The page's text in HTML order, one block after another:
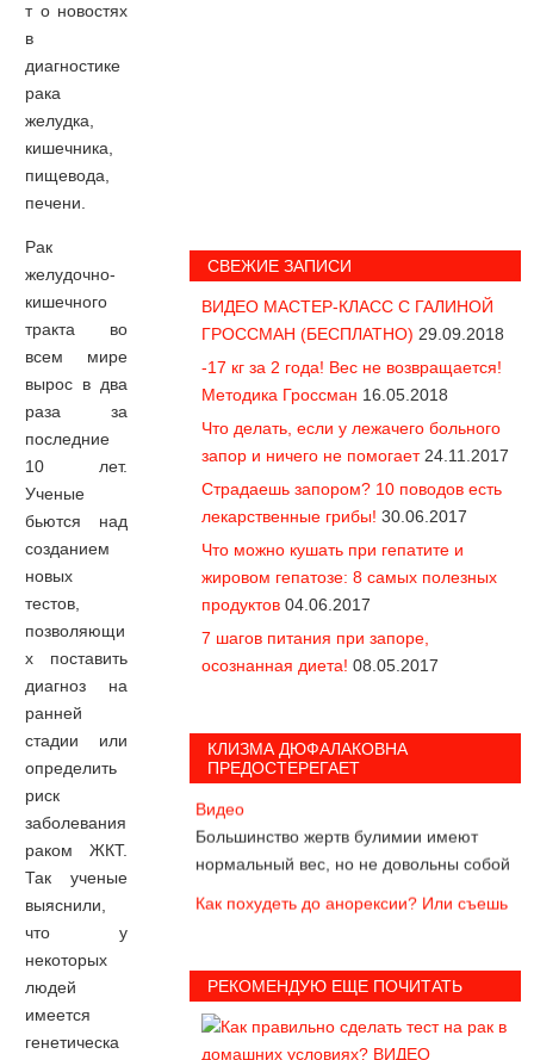
т о новостях
в
диагностике
рака
желудка,
кишечника,
пищевода,
печени.
Рак
желудочно-
кишечного
тракта во
всем мире
вырос в два
раза за
последние
10 лет.
Ученые
бьются над
созданием
новых
тестов,
позволяющи
х поставить
диагноз на
ранней
стадии или
определить
риск
заболевания
раком ЖКТ.
Так ученые
выяснили,
что у
некоторых
людей
имеется
генетическа
СВЕЖИЕ ЗАПИСИ
ВИДЕО МАСТЕР-КЛАСС С ГАЛИНОЙ
ГРОССМАН (БЕСПЛАТНО) 29.09.2018
-17 кг за 2 года! Вес не возвращается!
Методика Гроссман 16.05.2018
Что делать, если у лежачего больного
запор и ничего не помогает 24.11.2017
Страдаешь запором? 10 поводов есть
лекарственные грибы! 30.06.2017
Что можно кушать при гепатите и
жировом гепатозе: 8 самых полезных
продуктов 04.06.2017
7 шагов питания при запоре,
осознанная диета! 08.05.2017
КЛИЗМА ДЮФАЛАКОВНА
ПРЕДОСТЕРЕГАЕТ
Вся правда про
55% продуктов "глютен-фри" содержат
опасный глютен!
Звездопад или как умирают звезды
Какие диеты несовместимы с жизнью
Булимия - смертельное обжорство
Большинство жертв булимии имеют
нормальный вес, но не довольны собой
себя... Видео
Алла Пугачева и ее диета с
активированным углем. Видео в конце
статьи
РЕКОМЕНДУЮ ЕЩЕ ПОЧИТАТЬ